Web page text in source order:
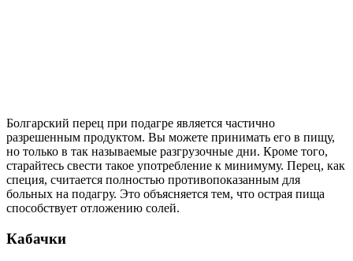
Болгарский перец при подагре является частично
разрешенным продуктом. Вы можете принимать его в пищу,
но только в так называемые разгрузочные дни. Кроме того,
старайтесь свести такое употребление к минимуму. Перец, как
специя, считается полностью противопоказанным для
больных на подагру. Это объясняется тем, что острая пища
способствует отложению солей.
Кабачки